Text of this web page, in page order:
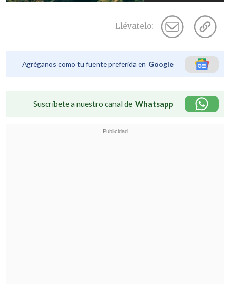
Llévatelo:
Agréganos como tu fuente preferida en Google
Suscríbete a nuestro canal de Whatsapp